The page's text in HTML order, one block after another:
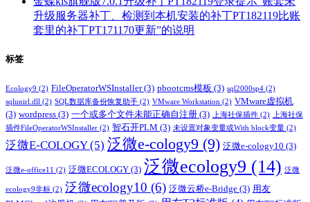
升级服务器补丁、检测到本机安装的补丁PT182119比账
套里的补丁PT171170更新”的说明
标签
Ecology9 (2) FileOperatorWSInstaller(3) pbootcms模板 (3) sql2000sp4 (2)
sqlunirl.dll (2) SQL数据库备份恢复助手 (2) VMware Workstation (2) VMware虚拟机
(3) wordpress (3) 一个或多个文件未能正确自注册 (3) 上海社保插件 (2)
上海社保
插件FileOperatorWSInstaller (2) 智石开PLM (3) 未设置对象变量或With block变量 (2)
泛微E-COLOGY(5) 泛微e-cology9 (9) 泛微e-cology10 (3)
泛微e-office11 (2) 泛微ECOLOGY (3) 泛微ecology9 (14) 泛微
ecology9非标 (2) 泛微ecology10 (6) 泛微云桥e-Bridge (3) 用友